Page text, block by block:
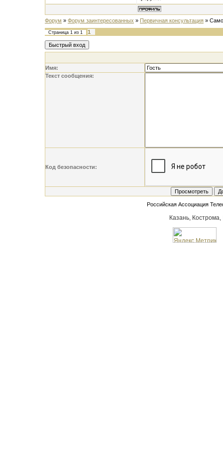
Форум » Форум заинтересованных » Первичная консультация »
Страница 1 из 1 1
Имя:
Текст сообщения:
Код безопасности:
Российская Ассоциация
Казань,